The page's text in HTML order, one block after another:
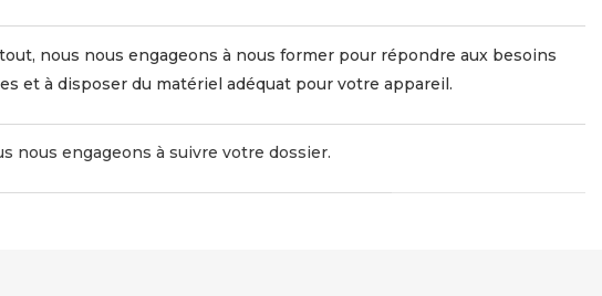
nous nous engageons à nous former pour répondre aux besoins
et à disposer du matériel adéquat pour votre appareil.
nous engageons à suivre votre dossier.